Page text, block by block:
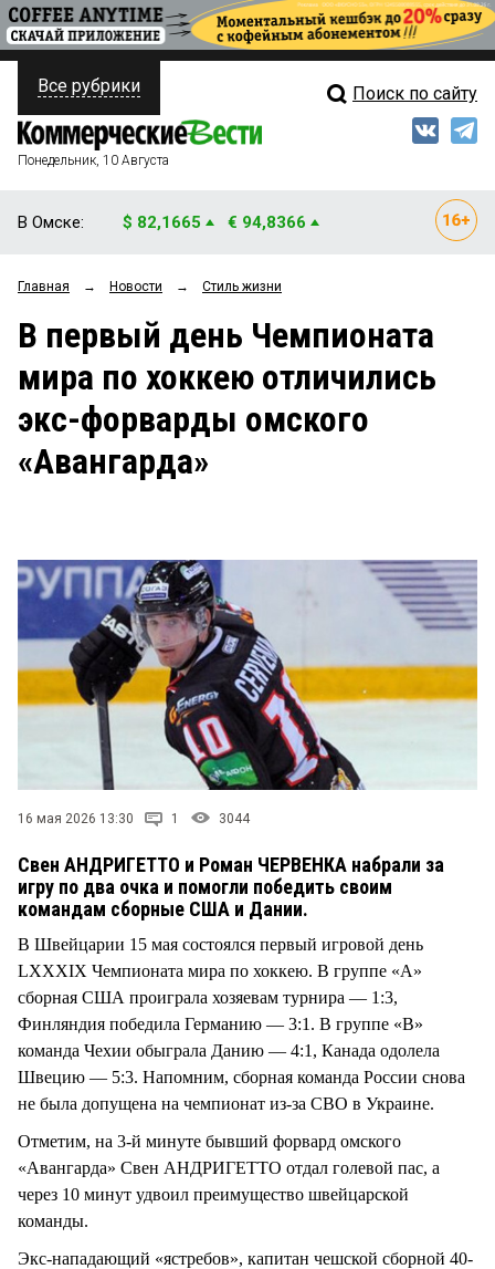
ПОЛИТИКА
ФИНАНСЫ
ОБЩЕСТВО
ЗАКОН
НОВОСТИ КОМПАНИЙ
Свежий выпуск
Рейтинги
Блоги
Архив
Все рубрики Поиск по сайту
Понедельник, 10 Августа
В Омске: $ 82,1665 € 94,8366
Главная → Новости → Стиль жизни
В первый день Чемпионата
мира по хоккею отличились
экс-форварды омского
«Авангарда»
16 мая 2026 13:30 1 3044
Свен АНДРИГЕТТО и Роман ЧЕРВЕНКА набрали за
игру по два очка и помогли победить своим
командам сборные США и Дании.
В Швейцарии 15 мая состоялся первый игровой день
LXXXIX Чемпионата мира по хоккею. В группе «A»
сборная США проиграла хозяевам турнира — 1:3,
Финляндия победила Германию — 3:1. В группе «B»
команда Чехии обыграла Данию — 4:1, Канада одолела
Швецию — 5:3. Напомним, сборная команда России снова
не была допущена на чемпионат из-за СВО в Украине.
Отметим, на 3-й минуте бывший форвард омского
«Авангарда» Свен АНДРИГЕТТО отдал голевой пас, а
через 10 минут удвоил преимущество швейцарской
команды.
Экс-нападающий «ястребов», капитан чешской сборной 40-